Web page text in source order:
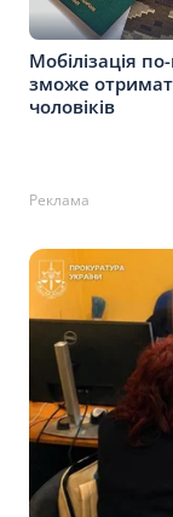
Мобілізація
зможе
чоловіків
Реклама